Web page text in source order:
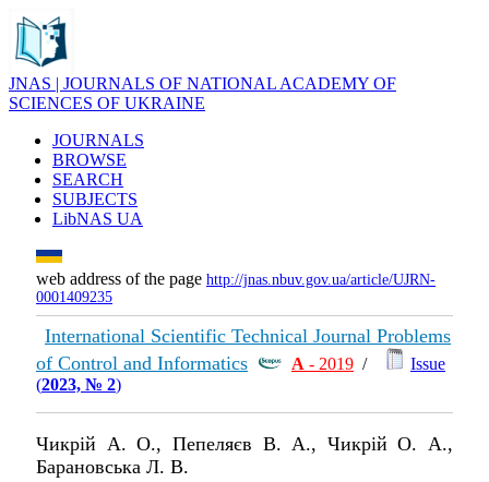
JNAS | JOURNALS OF NATIONAL ACADEMY OF
SCIENCES OF UKRAINE
JOURNALS
BROWSE
SEARCH
SUBJECTS
LibNAS UA
web address of the page http://jnas.nbuv.gov.ua/article/UJRN-
0001409235
International Scientific Technical Journal Problems
of Control and Informatics
А - 2019 /
Issue
(2023, № 2)
Чикрій А. О., Пепеляєв В. А., Чикрій О. А.,
Барановська Л. В.